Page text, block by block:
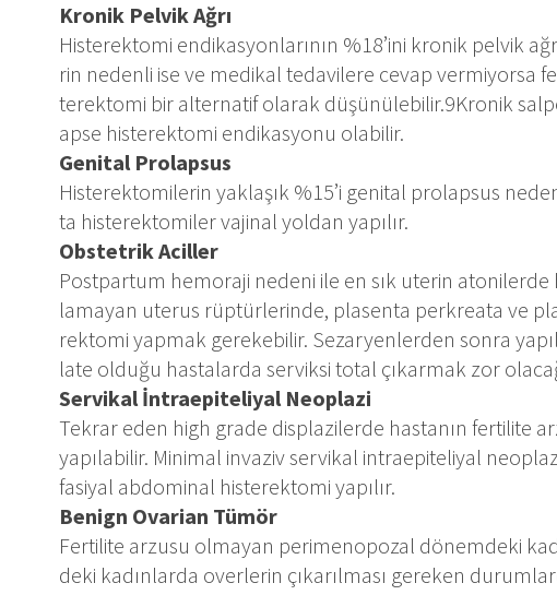
Kro­nik Pel­vik Ağ­rı
His­te­rek­to­mi en­di­kas­yon­la­rı­nın %18’ini kro­nik pel­vik
rin ne­den­li ise ve me­di­kal te­da­vi­le­re ce­vap ver­mi­yor­sa
te­rek­to­mi bir al­ter­na­tif ola­rak dü­şü­nü­le­bi­lir.9Kro­nik
ap­se his­te­rek­to­mi en­di­kas­yo­nu ola­bi­lir.
Ge­ni­tal Pro­lap­sus
His­te­rek­to­mi­le­rin yak­la­şık %15’i ge­ni­tal pro­lap­sus
ta his­te­rek­to­mi­ler va­ji­nal yol­dan ya­pı­lır.
Obs­tet­rik Acil­ler
Post­par­tum he­mo­ra­ji ne­de­ni ile en sık ute­rin ato­ni­ler­de
la­ma­yan ute­rus rüp­tür­le­rin­de, pla­sen­ta per­krea­ta ve
rek­to­mi yap­mak ge­re­ke­bi­lir. Se­zar­yen­ler­den son­ra
la­te ol­du­ğu has­ta­lar­da ser­vik­si to­tal çı­kar­mak zor
Ser­vi­kal İn­tra­e­pi­te­li­yal Ne­op­la­zi
Tek­rar eden high gra­de disp­la­zi­ler­de has­ta­nın fer­ti­li­te
ya­pı­la­bi­lir. Mi­ni­mal in­va­ziv ser­vi­kal in­tra­epi­te­li­yal
fa­si­yal ab­do­mi­nal his­te­rek­to­mi ya­pı­lır.
Be­nign Ova­ri­an Tü­mör
Fer­ti­li­te ar­zu­su ol­ma­yan pe­ri­me­no­po­zal dö­nem­de­ki
de­ki ka­dın­lar­da over­le­rin çı­ka­rıl­ma­sı ge­re­ken